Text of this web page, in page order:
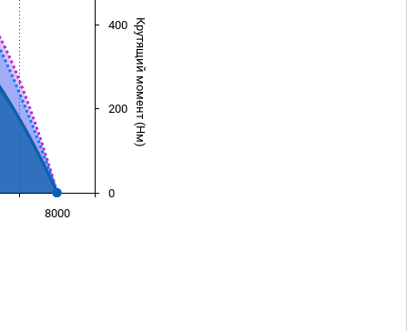
Крутящий момент (Нм)
8000
0
200
400